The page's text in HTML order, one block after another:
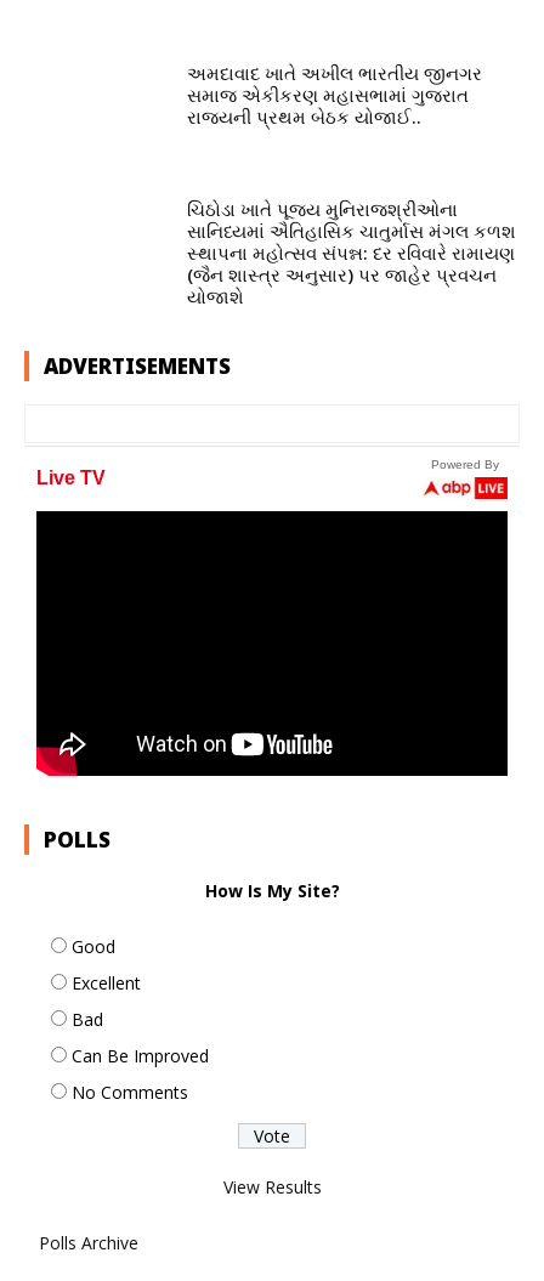
અમદાવાદ ખાતે અખીલ ભારતીય જીનગર
સમાજ એકીકરણ મહાસભામાં ગુજરાત
રાજ્યની પ્રથમ બેઠક યોજાઈ..
ચિઠોડા ખાતે પૂજ્ય મુનિરાજશ્રીઓના
સાનિધ્યમાં ઐતિહાસિક ચાતુર્માસ મંગલ કળશ
સ્થાપના મહોત્સવ સંપન્ન: દર રવિવારે રામાયણ
(જૈન શાસ્ત્ર અનુસાર) પર જાહેર પ્રવચન
યોજાશે
ADVERTISEMENTS
POLLS
How Is My Site?
Good
Excellent
Bad
Can Be Improved
No Comments
View Results
Polls Archive